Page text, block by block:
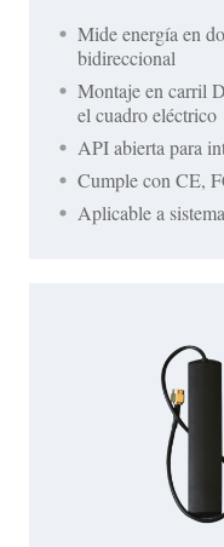
Mide energía en
bidireccional
Montaje en carril
el cuadro eléctrico
API abierta para
Cumple con CE,
Aplicable a